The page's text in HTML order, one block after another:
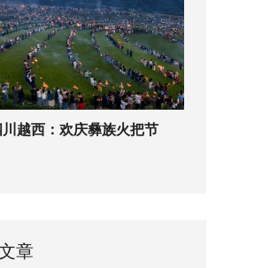
川越西：欢庆彝族火把节
章